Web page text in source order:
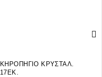
ΚΗΡΟΠΗΓΙΟ ΚΡΥΣΤΑΛ.
17ΕΚ.